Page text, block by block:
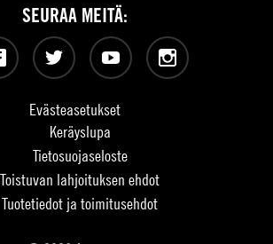
Evästeasetukset
Keräyslupa
Tietosuojaseloste
Toistuvan lahjoituksen ehdot
Tuotetiedot ja toimitusehdot
SEURAA MEITÄ:
Twitter YouTubeInstagram